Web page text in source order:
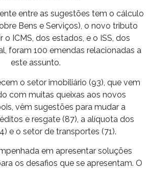
entre as sugestões tem o cálculo
Bens e Serviços), o novo tributo
o ICMS, dos estados, e o ISS, dos
foram 100 emendas relacionadas a
este assunto.
o setor imobiliário (93), que vem
com muitas queixas aos novos
vêm sugestões para mudar a
e resgate (87), a alíquota dos
e o setor de transportes (71).
em apresentar soluções
os desafios que se apresentam. O